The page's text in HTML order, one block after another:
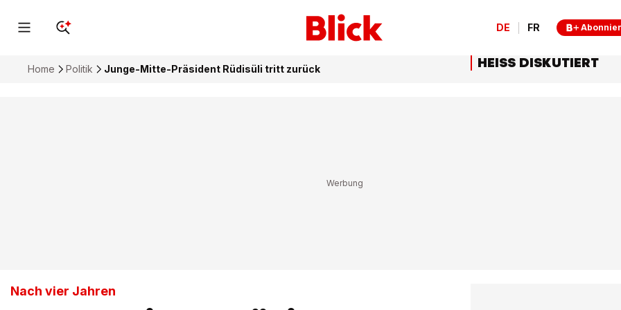
DE FR
Home Politik Junge-Mitte-Präsident Rüdisüli tritt zurück
Nach vier Jahren
HEISS DISKUTIERT